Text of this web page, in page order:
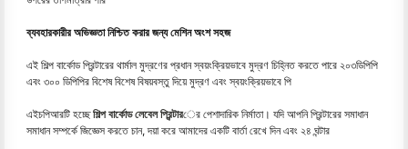
ব্যবহারকারীর অভিজ্ঞতা নিশ্চিত করার জন্য মেশিন অংশ সহজ
এই শিল্প বার্কোড প্রিন্টারের থার্মাল মুদ্রণের প্রধান স্বয়ংক্রিয়ভাবে মুদ্রণ চিহ্নিত করতে পারে ২০৩ডিপিপি
এবং ৩০০ ডিপিপির বিশেষ বিশেষ বিষয়বস্তু দিয়ে মুদ্রণ এবং স্বয়ংক্রিয়ভাবে পি
এইচপিআরটি হচ্ছেশিল্প বার্কোড লেবেল প্রিন্টারের পেশাদারিক নির্মাতা। যদি আপনি প্রিন্টারের সমাধান
সমাধান সম্পর্কে জিজ্ঞেস করতে চান, দয়া করে আমাদের একটি বার্তা রেখে দিন এবং ২৪ ঘন্টার